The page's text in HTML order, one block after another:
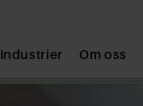
Industrier Om oss